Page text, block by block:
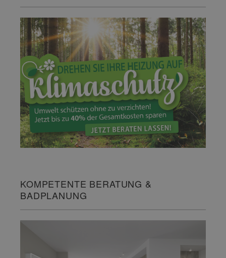
KOMPETENTE BERATUNG &
BADPLANUNG